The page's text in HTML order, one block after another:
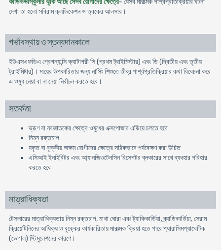
কার্ডিওভাস্কুলার ঝুঁকি আছে সেসব রোগীদের ক্ষেত্রে- যেসব মারাত্মক পার্শ্বপ্রতিক্রিয়ার ঘটনা
দেখা তা হলো সবিরাম ক্লডিকেশন ও ত্বকের আলসার।
গর্ভাবস্থায় ও স্তন্যদানকালে
ইউএসএফডিএ প্রেগন্যান্সি ক্যাটাগরী সি (প্রথম ট্রাইমিস্টার) এবং ডি (দ্বিতীয় এবং তৃতীয়
ট্রাইমিষ্টার)। মায়ের উপকারিতার জন্য নার্সিং শিশুতে তীব্র পার্শ্বপ্রতিক্রিয়ার কথা বিবেচনা করে
এ ওষুধ নেয়া বা না নেয়া নির্বাচন করতে হবে।
সতর্কতা
ভ্রূণ বা নবজাতকের ক্ষেত্রে ওষুধের এক্সপোজার এড়িয়ে চলতে হবে
নিম্ন রক্তচাপ
যকৃত বা বৃক্কীয় অক্ষম রোগীদের ক্ষেত্রে সঠিকভাবে পর্যবেক্ষণ করা উচিত
এসিআই ইনহিবিটর এবং আ্যানজিওটেনসিন রিসেপটর ব্লকারের সাথে ব্যবহার পরিহার
করতে হবে
মাত্রাধিক্যতা
টেসলারের মাত্রাধিক্যতায় নিম্ন রক্তচাপ, মাথা ঘোরা এবং ট্যাকিকার্ডিয়া, ব্র্যাডিকার্ডিয়া, সেরাম
ক্রিয়েটিনিনের আধিক্য ও বৃক্কের কার্যকারিতায় মারাত্মক ক্রিয়া হতে পারে প্যারাসিমপ্যাথেটিক
(ভেগাল) স্টিমুলেশনের কারণে।